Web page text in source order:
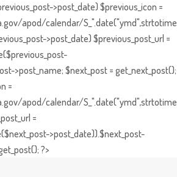
>post_date) $previous_icon =
apod/calendar/
>post_date) $previous_post_url =
>post_name; $next_post = get_next_post();
=
apod/calendar/
=
>post_date)).$next_post-
?>